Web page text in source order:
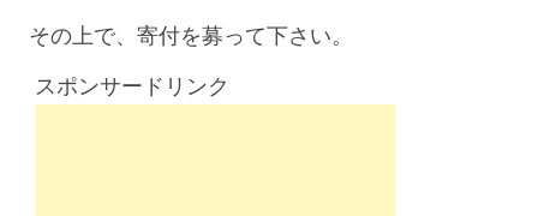
その上で、寄付を募って下さい。
スポンサードリンク